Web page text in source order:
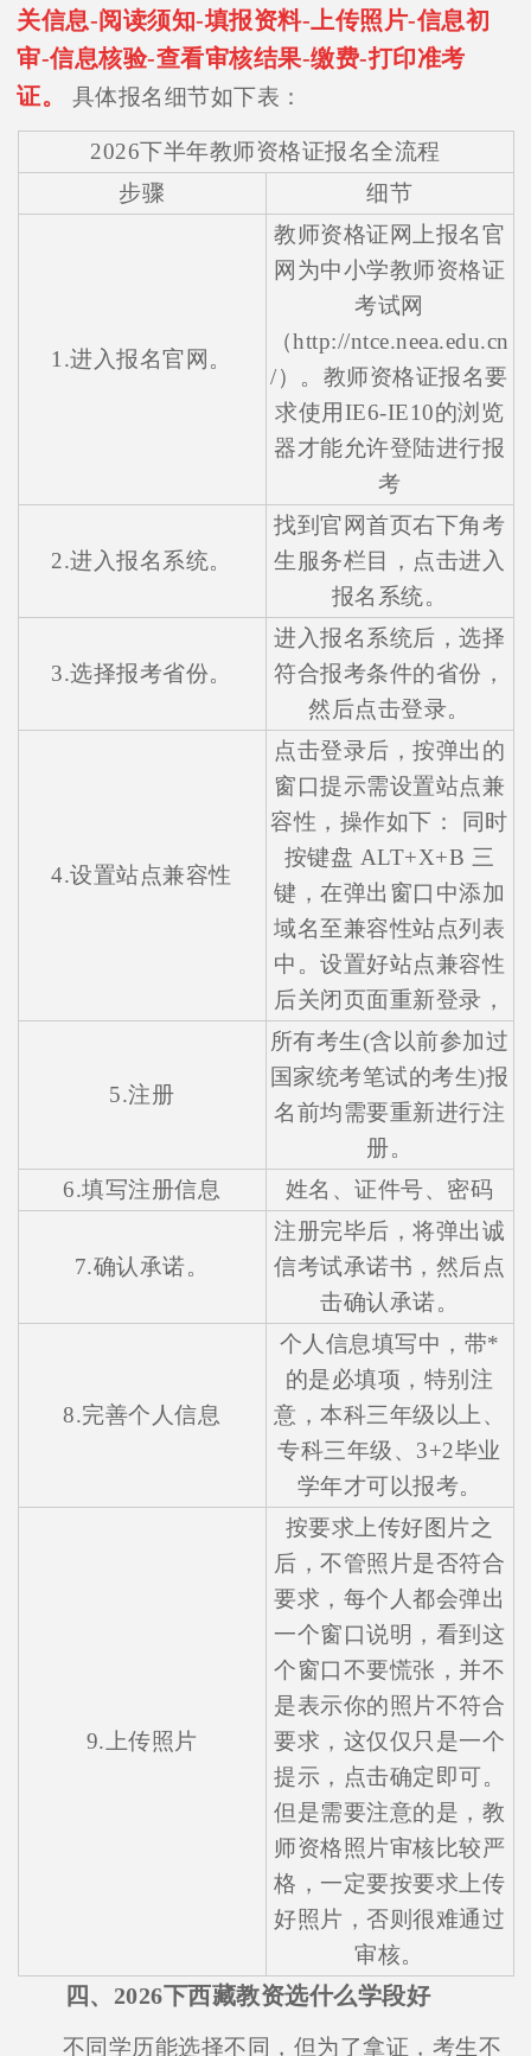
关信息-阅读须知-填报资料-上传照片-信息初
审-信息核验-查看审核结果-缴费-打印准考
证。
具体报名细节如下表：
2026下半年教师资格证报名全流程
步骤
细节
1.进入报名官网。
教师资格证网上报名官
网为中小学教师资格证
考试网
（http://ntce.neea.edu.cn
/）。教师资格证报名要
求使用IE6-IE10的浏览
器才能允许登陆进行报
考
2.进入报名系统。
找到官网首页右下角考
生服务栏目，点击进入
报名系统。
3.选择报考省份。
进入报名系统后，选择
符合报考条件的省份，
然后点击登录。
4.设置站点兼容性
点击登录后，按弹出的
窗口提示需设置站点兼
容性，操作如下： 同时
按键盘 ALT+X+B 三
键，在弹出窗口中添加
域名至兼容性站点列表
中。设置好站点兼容性
后关闭页面重新登录，
5.注册
所有考生(含以前参加过
国家统考笔试的考生)报
名前均需要重新进行注
册。
6.填写注册信息
姓名、证件号、密码
7.确认承诺。
注册完毕后，将弹出诚
信考试承诺书，然后点
击确认承诺。
8.完善个人信息
个人信息填写中，带*
的是必填项，特别注
意，本科三年级以上、
专科三年级、3+2毕业
学年才可以报考。
9.上传照片
按要求上传好图片之
后，不管照片是否符合
要求，每个人都会弹出
一个窗口说明，看到这
个窗口不要慌张，并不
是表示你的照片不符合
要求，这仅仅只是一个
提示，点击确定即可。
但是需要注意的是，教
师资格照片审核比较严
格，一定要按要求上传
好照片，否则很难通过
审核。
四、2026下西藏教资选什么学段好
不同学历能选择不同，但为了拿证，考生不